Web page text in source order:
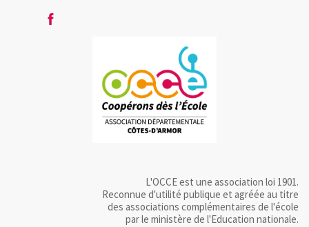
L'OCCE est une association loi 1901.
Reconnue d'utilité publique et agréée au titre
des associations complémentaires de l'école
par le ministère de l'Education nationale.